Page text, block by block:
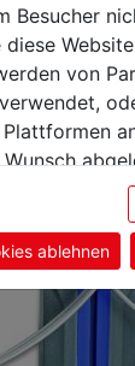
Besucher
von
weiter
ablehnen